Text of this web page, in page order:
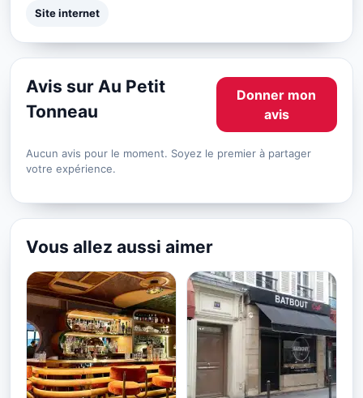
Site internet
Avis sur Au Petit
Tonneau
Donner mon
avis
Aucun avis pour le moment. Soyez le premier à partager
votre expérience.
Vous allez aussi aimer